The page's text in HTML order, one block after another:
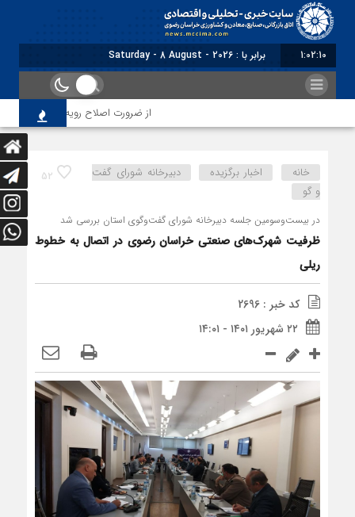
1:02:11 برابر با : Saturday - 8 August - 2026
از ضرورت اصلاح رویه‌های بازرسی تا لزوم
52 خانه اخبار برگزیده
دبیرخانه شورای گفت
و گو
در بیست‌وسومین جلسه دبیرخانه شورای گفت‌وگوی استان بررسی شد
ظرفیت شهرک‌های صنعتی خراسان رضوی در اتصال به خطوط
ریلی
کد خبر : 2696
۲۲ شهریور ۱۴۰۱ - ۱۴:۰۱